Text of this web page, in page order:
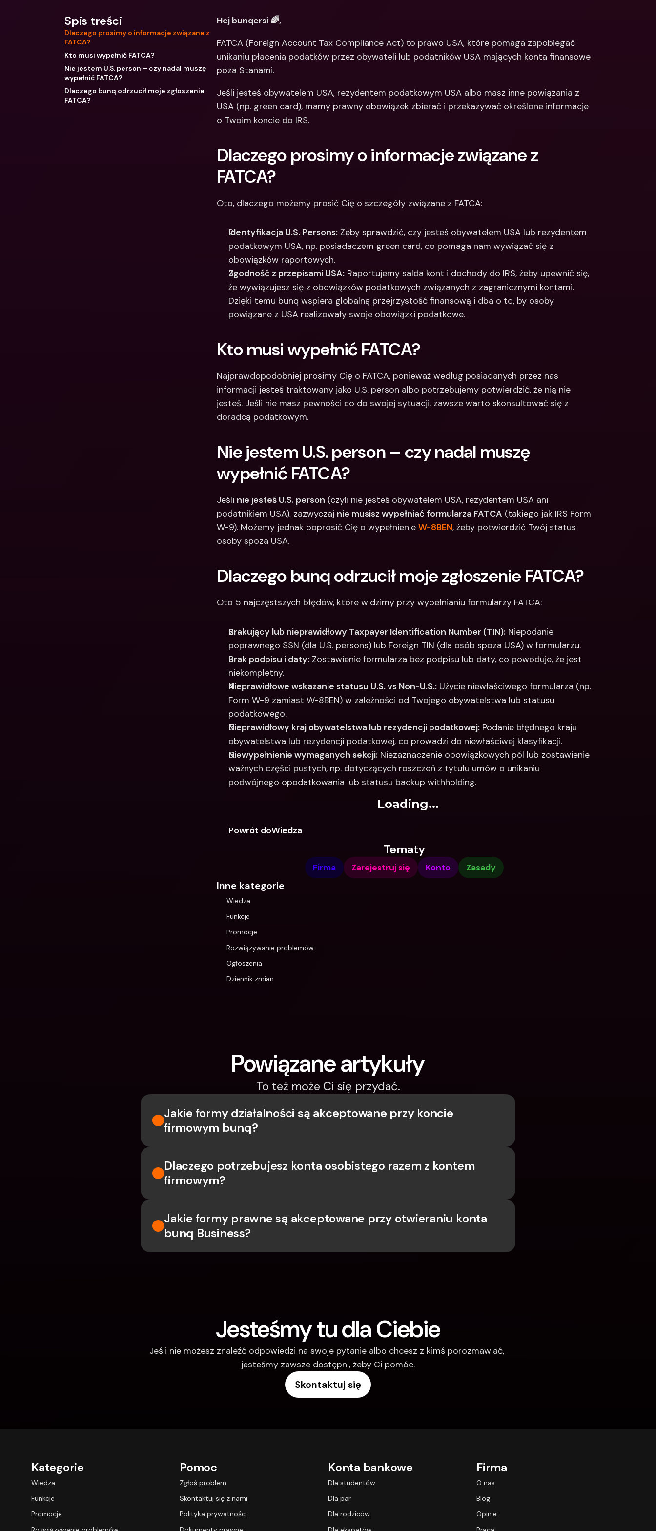
waluty
Spis treści
Dlaczego prosimy o informacje związane z
FATCA?
Kto musi wypełnić FATCA?
Nie jestem U.S. person – czy nadal muszę
wypełnić FATCA?
Dlaczego bunq odrzucił moje zgłoszenie
FATCA?
Hej bunqersi 🌈,
FATCA (Foreign Account Tax Compliance Act) to prawo USA, które pomaga zapobiegać
unikaniu płacenia podatków przez obywateli lub podatników USA mających konta finansowe
poza Stanami.
Jeśli jesteś obywatelem USA, rezydentem podatkowym USA albo masz inne powiązania z
USA (np. green card), mamy prawny obowiązek zbierać i przekazywać określone informacje
o Twoim koncie do IRS.
Dlaczego prosimy o informacje związane z
FATCA?
Oto, dlaczego możemy prosić Cię o szczegóły związane z FATCA:
Identyfikacja U.S. Persons: Żeby sprawdzić, czy jesteś obywatelem USA lub rezydentem
podatkowym USA, np. posiadaczem green card, co pomaga nam wywiązać się z
obowiązków raportowych.
Zgodność z przepisami USA: Raportujemy salda kont i dochody do IRS, żeby upewnić się,
że wywiązujesz się z obowiązków podatkowych związanych z zagranicznymi kontami.
Dzięki temu bunq wspiera globalną przejrzystość finansową i dba o to, by osoby
powiązane z USA realizowały swoje obowiązki podatkowe.
Kto musi wypełnić FATCA?
Najprawdopodobniej prosimy Cię o FATCA, ponieważ według posiadanych przez nas
informacji jesteś traktowany jako U.S. person albo potrzebujemy potwierdzić, że nią nie
jesteś. Jeśli nie masz pewności co do swojej sytuacji, zawsze warto skonsultować się z
doradcą podatkowym.
Nie jestem U.S. person – czy nadal muszę
wypełnić FATCA?
Jeśli nie jesteś U.S. person (czyli nie jesteś obywatelem USA, rezydentem USA ani
podatnikiem USA), zazwyczaj nie musisz wypełniać formularza FATCA (takiego jak IRS Form
W-9). Możemy jednak poprosić Cię o wypełnienie W-8BEN, żeby potwierdzić Twój status
osoby spoza USA.
Dlaczego bunq odrzucił moje zgłoszenie FATCA?
Oto 5 najczęstszych błędów, które widzimy przy wypełnianiu formularzy FATCA:
Brakujący lub nieprawidłowy Taxpayer Identification Number (TIN): Niepodanie
poprawnego SSN (dla U.S. persons) lub Foreign TIN (dla osób spoza USA) w formularzu.
Brak podpisu i daty: Zostawienie formularza bez podpisu lub daty, co powoduje, że jest
niekompletny.
Nieprawidłowe wskazanie statusu U.S. vs Non-U.S.: Użycie niewłaściwego formularza (np.
Form W-9 zamiast W-8BEN) w zależności od Twojego obywatelstwa lub statusu
podatkowego.
Nieprawidłowy kraj obywatelstwa lub rezydencji podatkowej: Podanie błędnego kraju
obywatelstwa lub rezydencji podatkowej, co prowadzi do niewłaściwej klasyfikacji.
Niewypełnienie wymaganych sekcji: Niezaznaczenie obowiązkowych pól lub zostawienie
ważnych części pustych, np. dotyczących roszczeń z tytułu umów o unikaniu
podwójnego opodatkowania lub statusu backup withholding.
Loading...
Powrót doWiedza
Tematy
Firma Zarejestruj się Konto Zasady
Inne kategorie
Wiedza
Funkcje
Promocje
Rozwiązywanie problemów
Ogłoszenia
Dziennik zmian
Powiązane artykuły
To też może Ci się przydać.
Jakie formy działalności są akceptowane przy koncie
firmowym bunq?
Dlaczego potrzebujesz konta osobistego razem z kontem
firmowym?
Jakie formy prawne są akceptowane przy otwieraniu konta
bunq Business?
Jesteśmy tu dla Ciebie
Jeśli nie możesz znaleźć odpowiedzi na swoje pytanie albo chcesz z kimś porozmawiać,
jesteśmy zawsze dostępni, żeby Ci pomóc.
Skontaktuj się
Kategorie
Wiedza
Funkcje
Promocje
Pomoc
Zgłoś problem
Skontaktuj się z nami
Polityka prywatności
Konta bankowe
Dla studentów
Dla par
Dla rodziców
Firma
O nas
Blog
Opinie